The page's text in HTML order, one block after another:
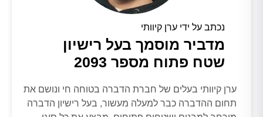
נכתב על ידי ערן קיוותי
מדביר מוסמך בעל רישיון
שטח פתוח מספר 2093
ערן קיוותי בעלים של חברת הדברה בטוחה חי ונושם את
תחום ההדברה כבר למעלה מעשור, בעל רישיון הדברה